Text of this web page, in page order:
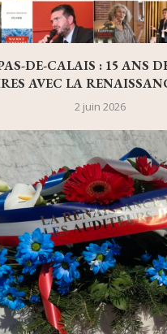
DE-CALAIS : 15 ANS
AVEC LA
2 juin 2026